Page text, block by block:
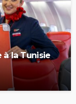
à la Tunisie